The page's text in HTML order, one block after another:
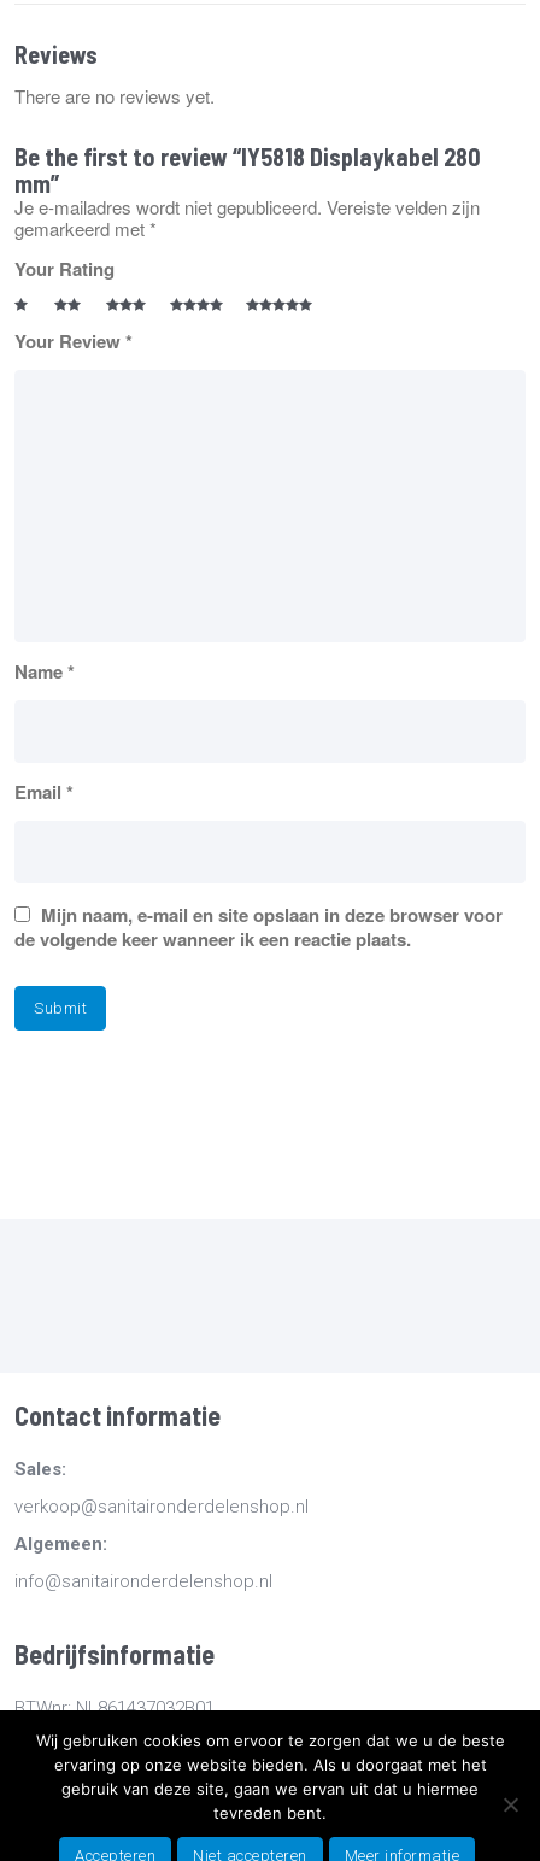
Reviews
There are no reviews yet.
Be the first to review “IY5818 Displaykabel 280
mm”
Je e-mailadres wordt niet gepubliceerd. Vereiste velden zijn
gemarkeerd met*
Your Rating
Your Review*
Name*
Email *
Mijn naam, e-mail en site opslaan in deze browser voor
de volgende keer wanneer ik een reactie plaats.
Contact informatie
Sales:
verkoop@sanitaironderdelenshop.nl
Algemeen:
info@sanitaironderdelenshop.nl
Bedrijfsinformatie
BTWnr: NL861437032B01
KvKnr: 78527112
Sanitaironderdelenshop.nl
Bestellen en bezorgen -Algemene voorwaarden-Sitemap
Wij gebruiken cookies om ervoor te zorgen dat we u de beste
ervaring op onze website bieden. Als u doorgaat met het
gebruik van deze site, gaan we ervan uit dat u hiermee
tevreden bent.
Accepteren Niet accepteren Meer informatie